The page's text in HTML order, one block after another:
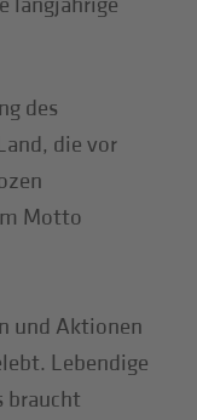
des
die vor
Motto
und Aktionen
Lebendige
braucht